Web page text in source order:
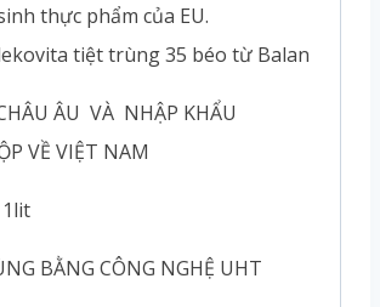
thực phẩm của EU.
tiệt trùng 35 béo từ Balan
ÂU VÀ NHẬP KHẨU
VỀ VIỆT NAM
BẰNG CÔNG NGHỆ UHT